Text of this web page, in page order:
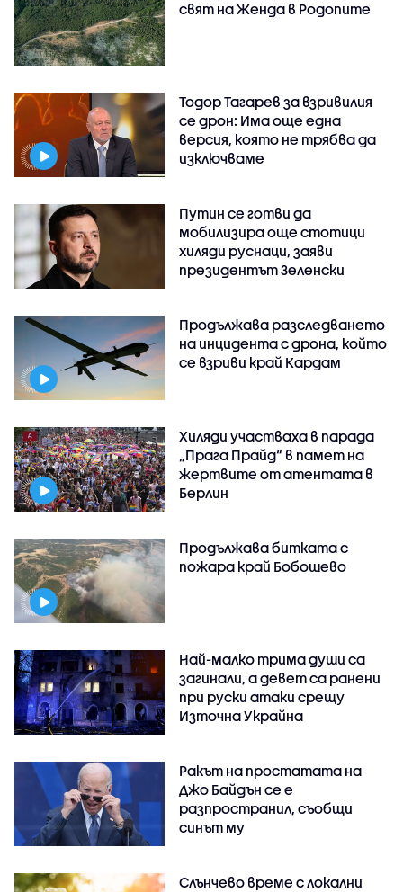
свят на Женда в Родопите
Тодор Тагарев за взривилия
се дрон: Има още една
версия, която не трябва да
изключваме
Путин се готви да
мобилизира още стотици
хиляди руснаци, заяви
президентът Зеленски
Продължава разследването
на инцидента с дрона, който
се взриви край Кардам
Хиляди участваха в парада
„Прага Прайд“ в памет на
жертвите от атентата в
Берлин
Продължава битката с
пожара край Бобошево
Най-малко трима души са
загинали, а девет са ранени
при руски атаки срещу
Източна Украйна
Ракът на простатата на
Джо Байдън се е
разпространил, съобщи
синът му
Слънчево време с локални